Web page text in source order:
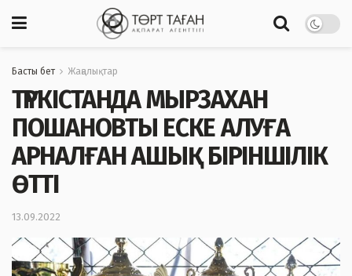
Басты бет Жаңалықтар
ТҮРКІСТАНДА МЫРЗАХАН
ПОШАНОВТЫ ЕСКЕ АЛУҒА
АРНАЛҒАН АШЫҚ БІРІНШІЛІК
ӨТТІ
13.09.2022